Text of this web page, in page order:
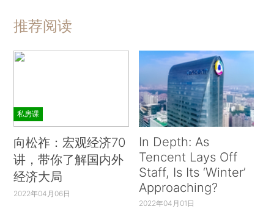
推荐阅读
私房课
向松祚：宏观经济70
讲，带你了解国内外
经济大局
2022年04月06日
In Depth: As
Tencent Lays Off
Staff, Is Its ‘Winter’
Approaching?
2022年04月01日